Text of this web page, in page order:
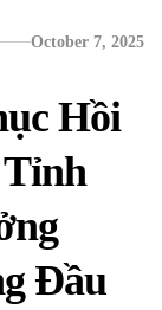
October 7, 2025
Hồi
Đầu